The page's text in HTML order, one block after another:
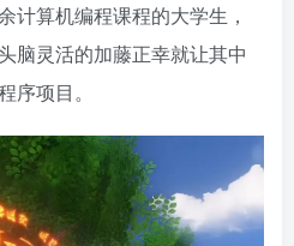
计算机编程课程的大学生，
脑灵活的加藤正幸就让其中
序项目。